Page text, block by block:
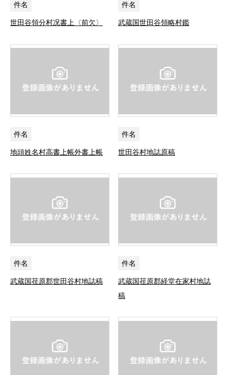
件名
世田谷領分村况書上〈前欠〉
件名
武蔵国世田谷領略村鑑
件名
地頭姓名村高書上帳外書上帳
件名
世田谷村地誌原稿
件名
武蔵国荏原郡世田谷村地誌稿
件名
武蔵国荏原郡経堂在家村地誌
稿